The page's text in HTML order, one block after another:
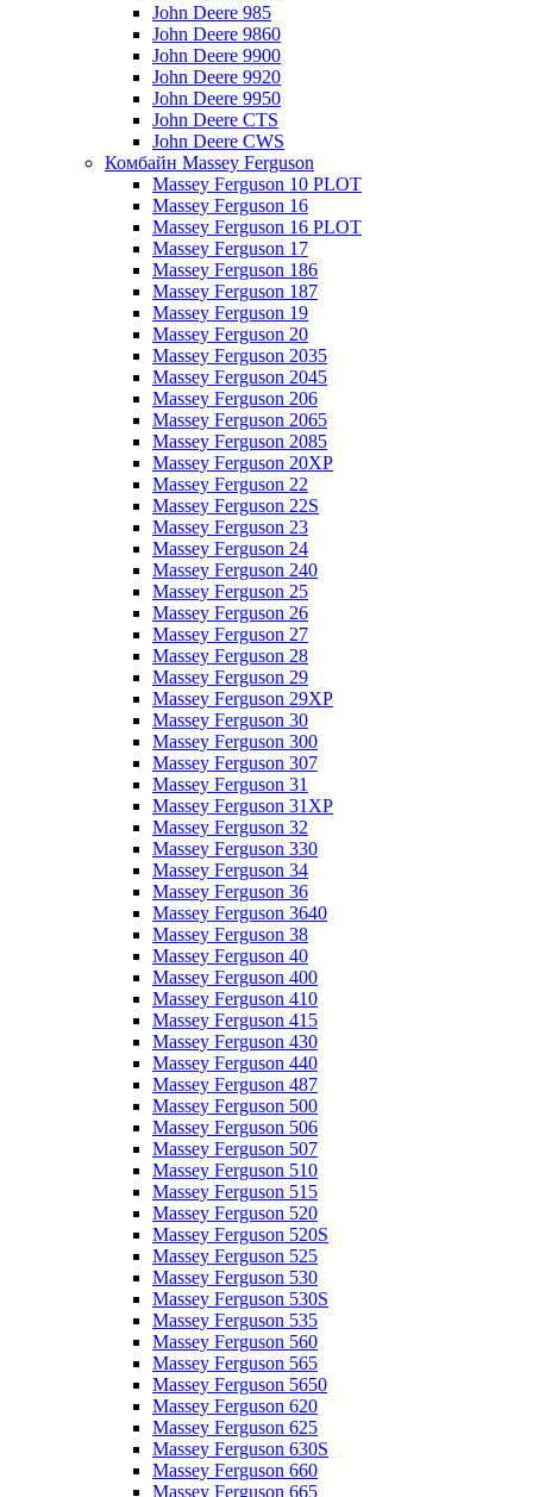
John Deere 985
John Deere 9860
John Deere 9900
John Deere 9920
John Deere 9950
John Deere CTS
John Deere CWS
Комбайн Massey Ferguson
Massey Ferguson 10 PLOT
Massey Ferguson 16
Massey Ferguson 16 PLOT
Massey Ferguson 17
Massey Ferguson 186
Massey Ferguson 187
Massey Ferguson 19
Massey Ferguson 20
Massey Ferguson 2035
Massey Ferguson 2045
Massey Ferguson 206
Massey Ferguson 2065
Massey Ferguson 2085
Massey Ferguson 20XP
Massey Ferguson 22
Massey Ferguson 22S
Massey Ferguson 23
Massey Ferguson 24
Massey Ferguson 240
Massey Ferguson 25
Massey Ferguson 26
Massey Ferguson 27
Massey Ferguson 28
Massey Ferguson 29
Massey Ferguson 29XP
Massey Ferguson 30
Massey Ferguson 300
Massey Ferguson 307
Massey Ferguson 31
Massey Ferguson 31XP
Massey Ferguson 32
Massey Ferguson 330
Massey Ferguson 34
Massey Ferguson 36
Massey Ferguson 3640
Massey Ferguson 38
Massey Ferguson 40
Massey Ferguson 400
Massey Ferguson 410
Massey Ferguson 415
Massey Ferguson 430
Massey Ferguson 440
Massey Ferguson 487
Massey Ferguson 500
Massey Ferguson 506
Massey Ferguson 507
Massey Ferguson 510
Massey Ferguson 515
Massey Ferguson 520
Massey Ferguson 520S
Massey Ferguson 525
Massey Ferguson 530
Massey Ferguson 530S
Massey Ferguson 535
Massey Ferguson 560
Massey Ferguson 565
Massey Ferguson 5650
Massey Ferguson 620
Massey Ferguson 625
Massey Ferguson 630S
Massey Ferguson 660
Massey Ferguson 665